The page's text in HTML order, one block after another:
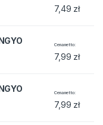
7,49 zł
Cena netto
7,99 zł
quantity
Cena netto
7,99 zł